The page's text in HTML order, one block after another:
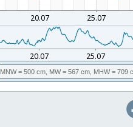
MNW= 500 cm, MW= 567 cm, MHW= 709